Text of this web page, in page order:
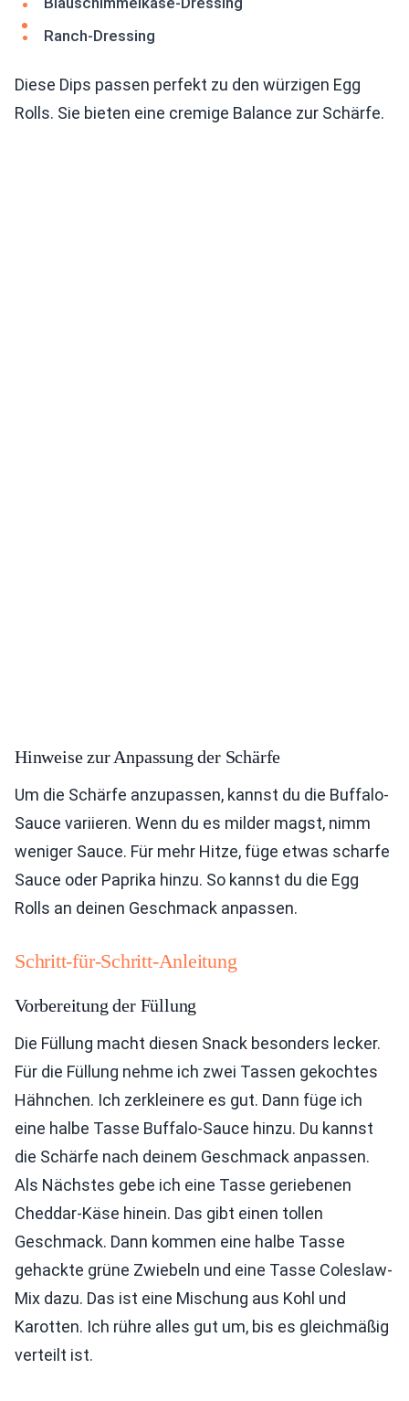
Ranch-Dressing
Diese Dips passen perfekt zu den würzigen Egg
Rolls. Sie bieten eine cremige Balance zur Schärfe.
Hinweise zur Anpassung der Schärfe
Um die Schärfe anzupassen, kannst du die Buffalo-
Sauce variieren. Wenn du es milder magst, nimm
weniger Sauce. Für mehr Hitze, füge etwas scharfe
Sauce oder Paprika hinzu. So kannst du die Egg
Rolls an deinen Geschmack anpassen.
Schritt-für-Schritt-Anleitung
Vorbereitung der Füllung
Die Füllung macht diesen Snack besonders lecker.
Für die Füllung nehme ich zwei Tassen gekochtes
Hähnchen. Ich zerkleinere es gut. Dann füge ich
eine halbe Tasse Buffalo-Sauce hinzu. Du kannst
die Schärfe nach deinem Geschmack anpassen.
Als Nächstes gebe ich eine Tasse geriebenen
Cheddar-Käse hinein. Das gibt einen tollen
Geschmack. Dann kommen eine halbe Tasse
gehackte grüne Zwiebeln und eine Tasse Coleslaw-
Mix dazu. Das ist eine Mischung aus Kohl und
Karotten. Ich rühre alles gut um, bis es gleichmäßig
verteilt ist.